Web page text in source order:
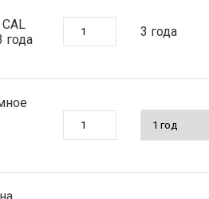
года
3 года